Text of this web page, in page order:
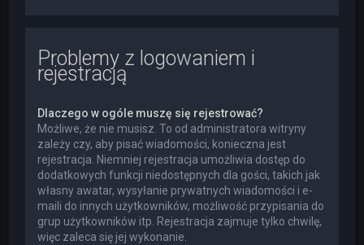
Problemy z logowaniem i
rejestracją
Dlaczego w ogóle muszę się rejestrować?
Możliwe, że nie musisz. To od administratora witryny
zależy czy, aby pisać wiadomości, konieczna jest
rejestracja. Niemniej rejestracja umożliwia dostęp do
dodatkowych funkcji niedostępnych dla gości, takich jak
własny awatar, wysyłanie prywatnych wiadomości i e-
maili do innych użytkowników, możliwość przypisania do
grup użytkowników itp. Rejestracja zajmuje tylko chwilę,
więc zaleca się jej wykonanie.